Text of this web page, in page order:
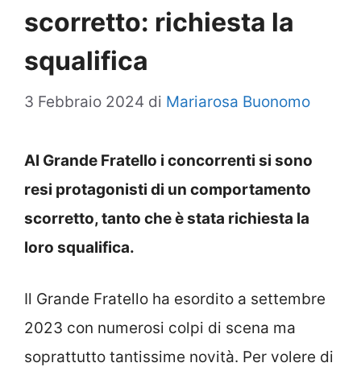
scorretto: richiesta la
squalifica
3 Febbraio 2024 di Mariarosa Buonomo
Al Grande Fratello i concorrenti si sono
resi protagonisti di un comportamento
scorretto, tanto che è stata richiesta la
loro squalifica.
Il Grande Fratello ha esordito a settembre
2023 con numerosi colpi di scena ma
soprattutto tantissime novità. Per volere di